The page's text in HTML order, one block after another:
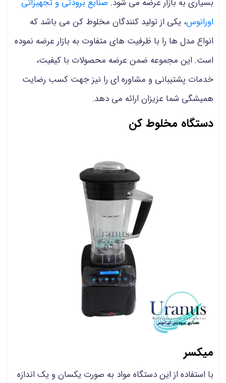
بسیاری به بازار عرضه می شود. صنایع برودتی و تجهیزاتی
اورانوس، یکی از تولید کنندگان مخلوط کن می باشد که
انواع مدل ها را با ظرفیت های متفاوت به بازار عرضه نموده
است. این مجموعه ضمن عرضه محصولات با کیفیت،
خدمات پشتیبانی و مشاوره ای را نیز جهت کسب رضایت
همیشگی شما عزیزان ارائه می دهد.
دستگاه مخلوط کن
میکسر
با استفاده از این دستگاه مواد به صورت یکسان و یک اندازه